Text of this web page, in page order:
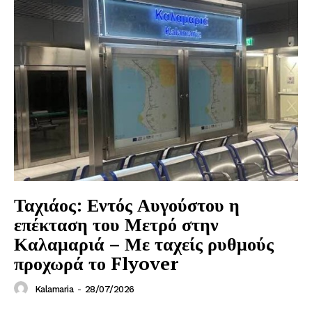
Ταχιάος: Εντός Αυγούστου η
επέκταση του Μετρό στην
Καλαμαριά – Με ταχείς ρυθμούς
προχωρά το Flyover
Kalamaria - 28/07/2026